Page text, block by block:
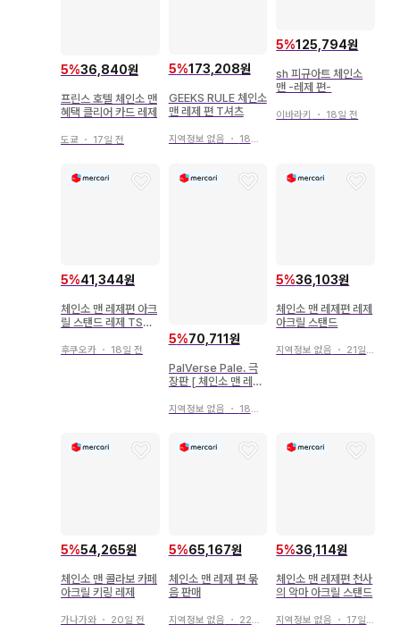
5%36,840원
프린스 호텔 체인소 맨
혜택 클리어 카드 레제
도쿄 ・ 17일 전
5%173,208원
GEEKS RULE 체인소
맨 레제 편 T셔츠
지역정보 없음 ・ 18일 전
5%125,794원
sh 피규아트 체인소
맨 -레제 편-
이바라키 ・ 18일 전
5%41,344원
체인소 맨 레제편 아크
릴 스탠드 레제 TSUT
후쿠오카 ・ 18일 전
5%70,711원
PalVerse Pale. 극
장판 [ 체인소 맨 레제
지역정보 없음 ・ 18일 전
5%36,103원
체인소 맨 레제편 레제
아크릴 스탠드
지역정보 없음 ・ 21일 전
5%54,265원
체인소 맨 콜라보 카페
아크릴 키링 레제
가나가와 ・ 20일 전
5%65,167원
체인소 맨 레제 편 묶
음 판매
지역정보 없음 ・ 22일 전
5%36,114원
체인소 맨 레제편 천사
의 악마 아크릴 스탠드
지역정보 없음 ・ 17일 전